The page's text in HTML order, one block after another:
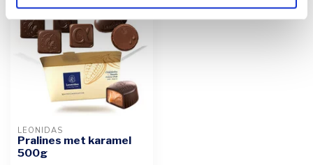
LEONIDAS
Pralines met karamel
500g